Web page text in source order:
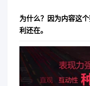
为什么？因为内容这
利还在。